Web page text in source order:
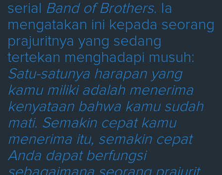
serial Band of Brothers. Ia
mengatakan ini kepada seorang
prajuritnya yang sedang
tertekan menghadapi musuh:
Satu-satunya harapan yang
kamu miliki adalah menerima
kenyataan bahwa kamu sudah
mati. Semakin cepat kamu
menerima itu, semakin cepat
Anda dapat berfungsi
sebagaimana seorang prajurit